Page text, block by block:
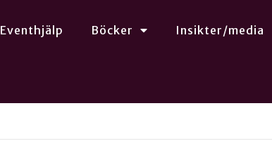
Eventhjälp Böcker Insikter/media